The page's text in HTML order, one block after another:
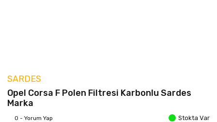
SARDES
Opel Corsa F Polen Filtresi Karbonlu Sardes
Marka
0 - Yorum Yap Stokta Var